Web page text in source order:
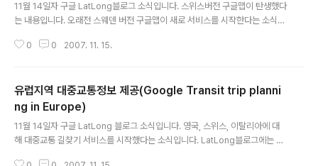
11월 14일자 구글 LatLong블로그 소식입니다. 스위스버전 구글맵이 탄생했다
는 내용입니다. 오래전 스웨덴 버전 구글맵이 새로 서비스를 시작한다는 소식을
하는 것은 영어버전 구글맵, 스웨덴 버전 구글맵, 일본판 구글맵, 독일 구글맵,
데이터가 제일 잘 갖추어진게 아닌가 싶어집니다. 아래에 있는 그림은 베른지역
을 확대하여 버스정류장을 클릭했을 때 나타나는 정보입니다. 보시는 것처럼,
어떤 노선이 지나가는지, 도착예정시간이 언제인지 등의 정보가 상세히 들어 있
습니다. 그런데, 구글어스 ..
0 0 2007. 11. 15.
유럽지역 대중교통정보 제공(Google Transit trip planni
ng in Europe)
11월 14일자 구글 LatLong 블로그 소식입니다. 영국, 스위스, 이탈리아에 대
해 대중교통 길찾기 서비스를 시작했다는 소식입니다. LatLong블로그에는 대